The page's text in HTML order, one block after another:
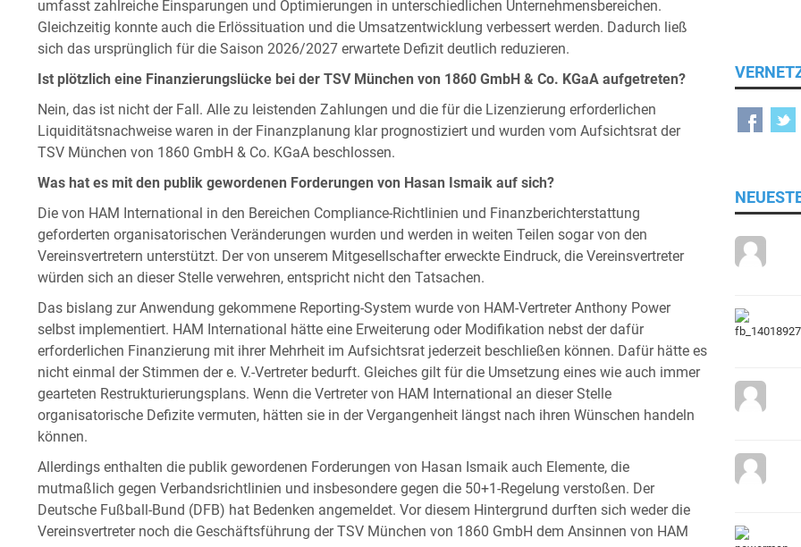
umfasst zahlreiche Einsparungen und Optimierungen in unterschiedlichen Unternehmensbereichen.
Gleichzeitig konnte auch die Erlössituation und die Umsatzentwicklung verbessert werden. Dadurch ließ
sich das ursprünglich für die Saison 2026/2027 erwartete Defizit deutlich reduzieren.
Ist plötzlich eine Finanzierungslücke bei der TSV München von 1860 GmbH & Co. KGaA aufgetreten?
Nein, das ist nicht der Fall. Alle zu leistenden Zahlungen und die für die Lizenzierung erforderlichen
Liquiditätsnachweise waren in der Finanzplanung klar prognostiziert und wurden vom Aufsichtsrat der
TSV München von 1860 GmbH & Co. KGaA beschlossen.
Was hat es mit den publik gewordenen Forderungen von Hasan Ismaik auf sich?
Die von HAM International in den Bereichen Compliance-Richtlinien und Finanzberichterstattung
geforderten organisatorischen Veränderungen wurden und werden in weiten Teilen sogar von den
Vereinsvertretern unterstützt. Der von unserem Mitgesellschafter erweckte Eindruck, die Vereinsvertreter
würden sich an dieser Stelle verwehren, entspricht nicht den Tatsachen.
Das bislang zur Anwendung gekommene Reporting-System wurde von HAM-Vertreter Anthony Power
selbst implementiert. HAM International hätte eine Erweiterung oder Modifikation nebst der dafür
erforderlichen Finanzierung mit ihrer Mehrheit im Aufsichtsrat jederzeit beschließen können. Dafür hätte es
nicht einmal der Stimmen der e. V.-Vertreter bedurft. Gleiches gilt für die Umsetzung eines wie auch immer
gearteten Restrukturierungsplans. Wenn die Vertreter von HAM International an dieser Stelle
organisatorische Defizite vermuten, hätten sie in der Vergangenheit längst nach ihren Wünschen handeln
können.
Allerdings enthalten die publik gewordenen Forderungen von Hasan Ismaik auch Elemente, die
mutmaßlich gegen Verbandsrichtlinien und insbesondere gegen die 50+1-Regelung verstoßen. Der
Deutsche Fußball-Bund (DFB) hat Bedenken angemeldet. Vor diesem Hintergrund durften sich weder die
Vereinsvertreter noch die Geschäftsführung der TSV München von 1860 GmbH dem Ansinnen von HAM